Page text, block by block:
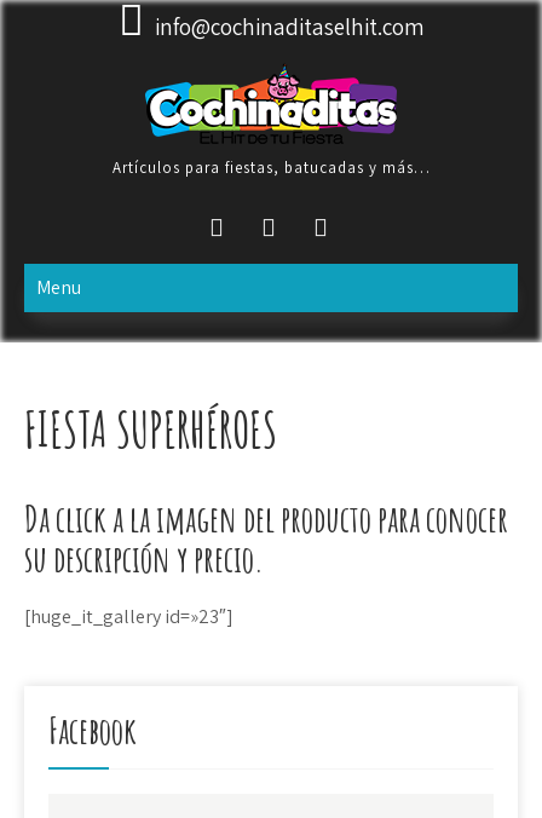
Skip
info@cochinaditaselhit.com
Artículos para fiestas, batucadas y más…
Menu
FIESTA SUPERHÉROES
Da click a la imagen del producto para conocer
su descripción y precio.
[huge_it_gallery id=»23″]
Facebook